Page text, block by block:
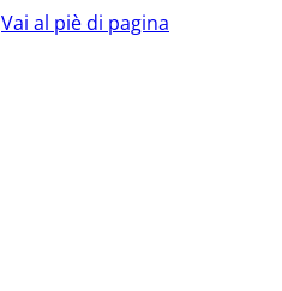
Vai al piè di pagina